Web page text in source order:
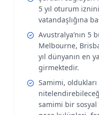
5 yıl oturum
vatandaşlığına
Avustralya’nın 5
Melbourne,
yıl dünyanın en
girmektedir.
Samimi,
samimi bir sosyal